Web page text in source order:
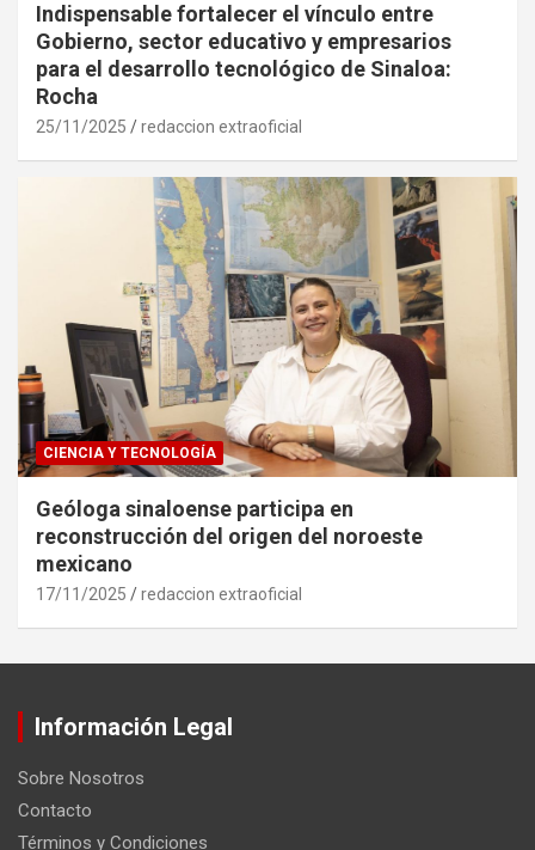
Indispensable fortalecer el vínculo entre
Gobierno, sector educativo y empresarios
para el desarrollo tecnológico de Sinaloa:
Rocha
25/11/2025 redaccion extraoficial
CIENCIA Y TECNOLOGÍA
Geóloga sinaloense participa en
reconstrucción del origen del noroeste
mexicano
17/11/2025 redaccion extraoficial
Información Legal
Sobre Nosotros
Contacto
Términos y Condiciones